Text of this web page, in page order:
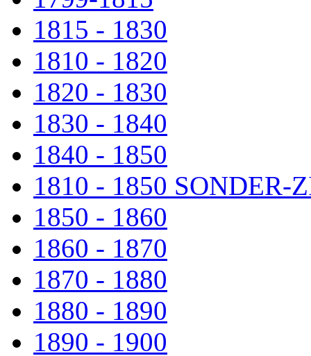
1815 - 1830
1810 - 1820
1820 - 1830
1830 - 1840
1840 - 1850
1810 - 1850 SONDER-
1850 - 1860
1860 - 1870
1870 - 1880
1880 - 1890
1890 - 1900